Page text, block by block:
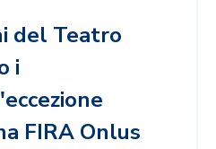
del Teatro
i
FIRA Onlus